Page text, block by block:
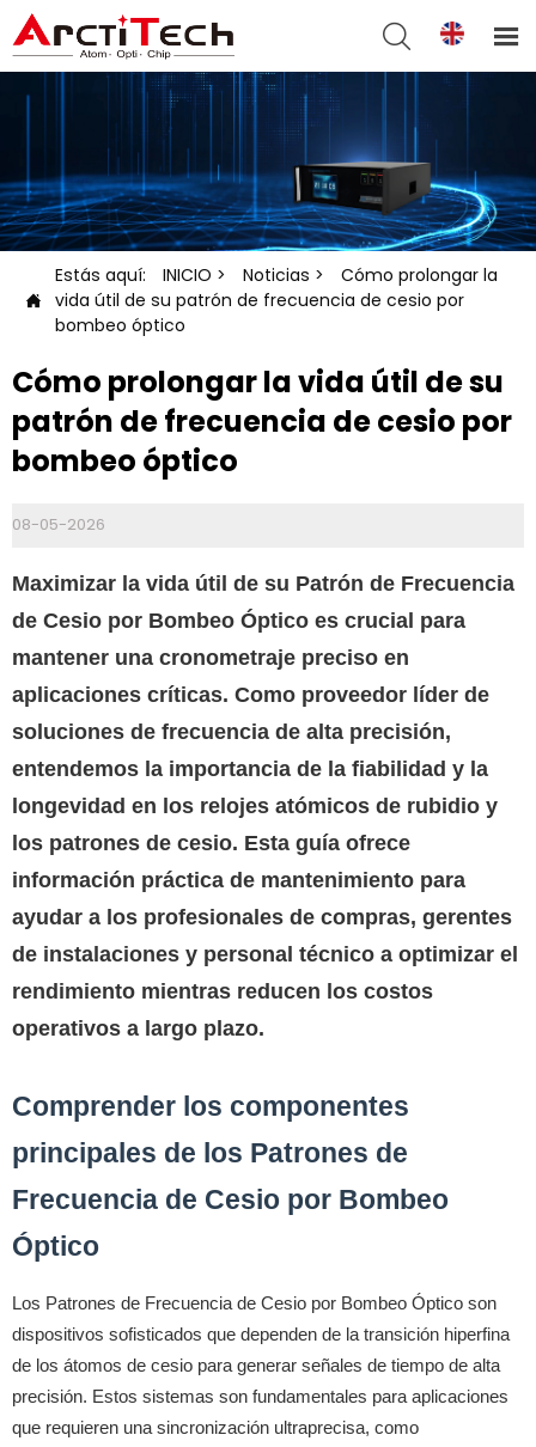
 

Estás aquí: INICIO > Noticias >
Cómo prolongar la
vida útil de su patrón de frecuencia de cesio por
bombeo óptico
Cómo prolongar la vida útil de su
patrón de frecuencia de cesio por
bombeo óptico
08-05-2026
Maximizar la vida útil de su Patrón de Frecuencia
de Cesio por Bombeo Óptico es crucial para
mantener una cronometraje preciso en
aplicaciones críticas. Como proveedor líder de
soluciones de frecuencia de alta precisión,
entendemos la importancia de la fiabilidad y la
longevidad en los relojes atómicos de rubidio y
los patrones de cesio. Esta guía ofrece
información práctica de mantenimiento para
ayudar a los profesionales de compras, gerentes
de instalaciones y personal técnico a optimizar el
rendimiento mientras reducen los costos
operativos a largo plazo.
Comprender los componentes
principales de los Patrones de
Frecuencia de Cesio por Bombeo
Óptico
Los Patrones de Frecuencia de Cesio por Bombeo Óptico son
dispositivos sofisticados que dependen de la transición hiperfina
de los átomos de cesio para generar señales de tiempo de alta
precisión. Estos sistemas son fundamentales para aplicaciones
que requieren una sincronización ultraprecisa, como